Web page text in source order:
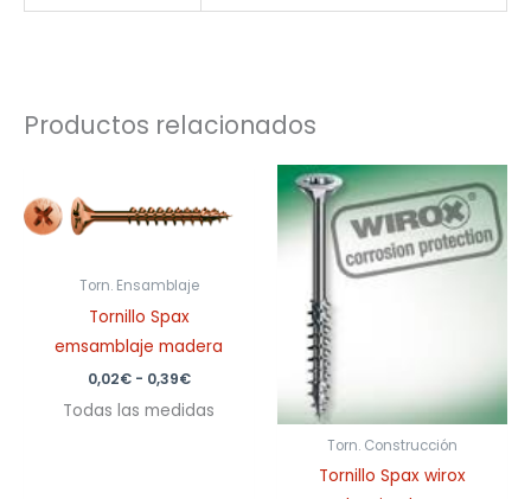
Productos relacionados
Torn. Ensamblaje
Tornillo Spax
emsamblaje madera
0,02€ - 0,39€
precios:
desde
0,39€
Todas las medidas
Torn. Construcción
Tornillo Spax wirox
Rango
de
precios:
desde
0,53€
hasta